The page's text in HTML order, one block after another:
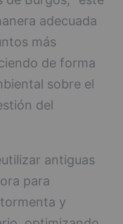
adecuada
más
de forma
sobre el
del
antiguas
para
y